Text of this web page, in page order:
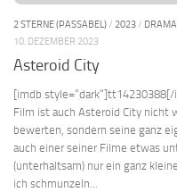
2 STERNE (PASSABEL)/ 2023/ DRAMA
10. DEZEMBER 2023
Asteroid City
[imdb
Film ist auch Asteroid City nicht
bewerten, sondern seine ganz
auch einer seiner Filme etwas
(unterhaltsam) nur ein ganz
ich schmunzeln...